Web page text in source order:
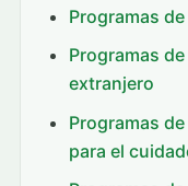
Programas
Programas
extranjero
Programas
para el